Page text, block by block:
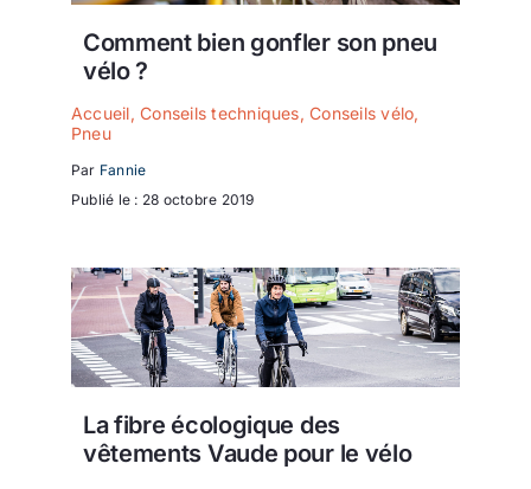
Comment bien gonfler son pneu
vélo ?
Accueil,Conseils techniques,Conseils vélo,
Pneu
Par Fannie
Publié le : 28 octobre 2019
La fibre écologique des
vêtements Vaude pour le vélo